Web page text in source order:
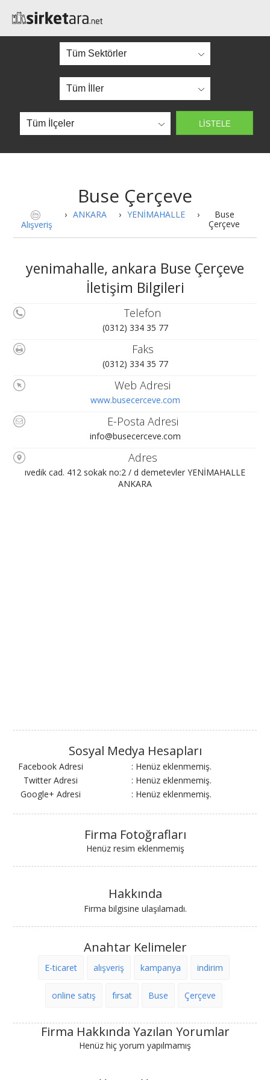
Buse Çerçeve
Alışveriş
› ANKARA › YENİMAHALLE ›
Buse
Çerçeve
yenimahalle, ankara Buse Çerçeve
İletişim Bilgileri
Telefon
(0312) 334 35 77
Faks
(0312) 334 35 77
Web Adresi
www.busecerceve.com
E-Posta Adresi
info@busecerceve.com
Adres
ıvedik cad. 412 sokak no:2 / d demetevler YENİMAHALLE
ANKARA
Sosyal Medya Hesapları
Facebook Adresi
: Henüz eklenmemiş.
Twitter Adresi
: Henüz eklenmemiş.
Google+ Adresi
: Henüz eklenmemiş.
Firma Fotoğrafları
Henüz resim eklenmemiş
Hakkında
Firma bilgisine ulaşılamadı.
Anahtar Kelimeler
E-ticaret alışveriş kampanya indirim
online satış fırsat Buse Çerçeve
Firma Hakkında Yazılan Yorumlar
Henüz hiç yorum yapılmamış